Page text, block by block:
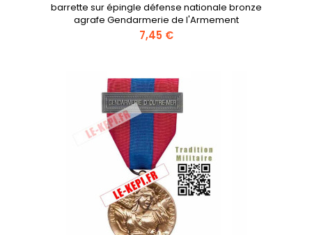
barrette sur épingle défense nationale bronze
agrafe Gendarmerie de l'Armement
Prix
7,45 €